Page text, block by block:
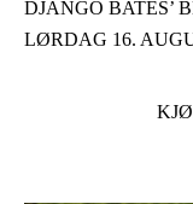
DJANGO BATES’
LØRDAG 16.